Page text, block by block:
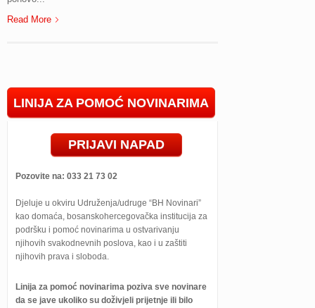
Read More
LINIJA ZA POMOĆ NOVINARIMA
PRIJAVI NAPAD
Pozovite na: 033 21 73 02
Djeluje u okviru Udruženja/udruge “BH Novinari”
kao domaća, bosanskohercegovačka institucija za
podršku i pomoć novinarima u ostvarivanju
njihovih svakodnevnih poslova, kao i u zaštiti
njihovih prava i sloboda.
Linija za pomoć novinarima poziva sve novinare
da se jave ukoliko su doživjeli prijetnje ili bilo